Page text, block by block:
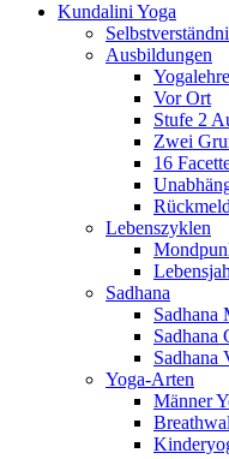
Kundalini Yoga
Ausbildungen
Vor Ort
Stufe 2
Zwei
16
Lebenszyklen
Sadhana
Sadhana
Sadhana
Sadhana
Yoga-Arten
Männer